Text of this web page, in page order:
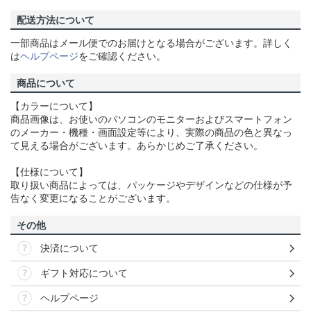
配送方法について
一部商品はメール便でのお届けとなる場合がございます。詳しく
はヘルプページをご確認ください。
商品について
【カラーについて】
商品画像は、お使いのパソコンのモニターおよびスマートフォン
のメーカー・機種・画面設定等により、実際の商品の色と異なっ
て見える場合がございます。あらかじめご了承ください。
【仕様について】
取り扱い商品によっては、パッケージやデザインなどの仕様が予
告なく変更になることがございます。
その他
決済について
ギフト対応について
ヘルプページ